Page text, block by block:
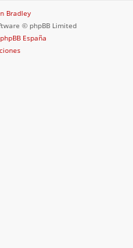
Bradley
© phpBB Limited
phpBB España